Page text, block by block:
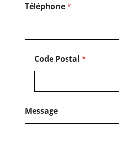
Téléphone*
Code Postal *
Message